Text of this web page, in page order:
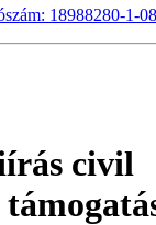
18988280-1-08
civil